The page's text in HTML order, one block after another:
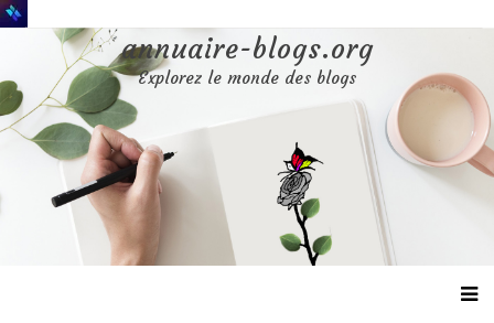
Aller
au
annuaire-blogs.org
Explorez le monde des blogs